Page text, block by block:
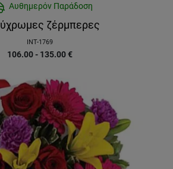
Αυθημερόν Παράδοση
ζέρμπερες
INT-1769
106.00 - 135.00€